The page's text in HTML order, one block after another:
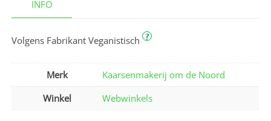
INFO
Volgens Fabrikant Veganistisch ?
Merk
Kaarsenmakerij om de Noord
Winkel
Webwinkels